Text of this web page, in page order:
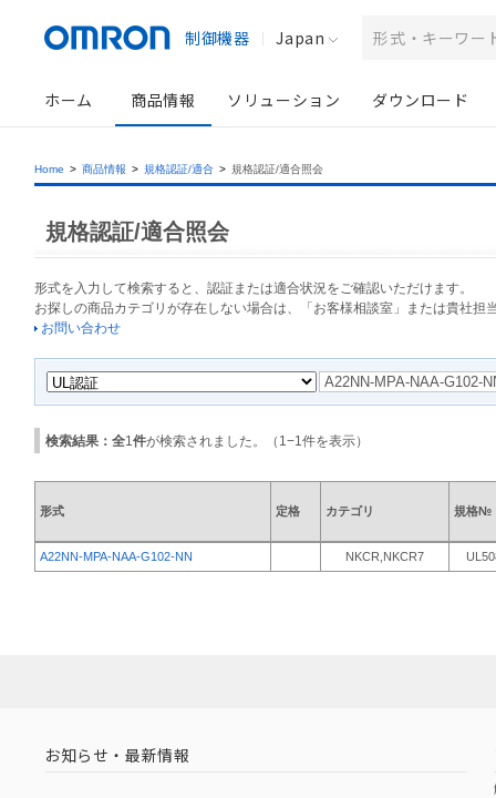
制御機器 Japan
ホーム 商品情報 ソリューション ダウンロード
Home > 商品情報 > 規格認証/適合 > 規格認証/適合照会
規格認証/適合照会
形式を入力して検索すると、認証または適合状況をご確認いただけます。
お探しの商品カテゴリが存在しない場合は、「お客様相談室」または貴社担
お問い合わせ
検索結果：全1 件が検索されました。（ 1 −1 件を表示）
形式 定格 カテゴリ 規格№
A22NN-MPA-NAA-G102-NN NKCR,NKCR7
お知らせ・最新情報